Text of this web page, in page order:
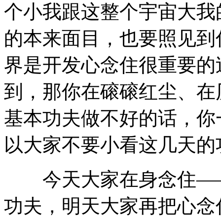
个小我跟这整个宇宙大
的本来面目，也要照见
界是开发心念住很重要
到，那你在磙磙红尘、
基本功夫做不好的话，
以大家不要小看这几天
今天大家在身念住——
功夫，明天大家再把心